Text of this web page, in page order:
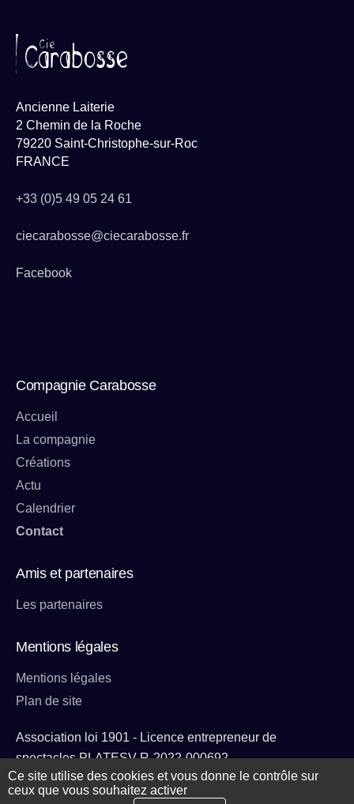
Ancienne Laiterie
2 Chemin de la Roche
79220 Saint-Christophe-sur-Roc
FRANCE
+33 (0)5 49 05 24 61
ciecarabosse@ciecarabosse.fr
Facebook
Compagnie Carabosse
Accueil
La compagnie
Créations
Actu
Calendrier
Contact
Amis et partenaires
Les partenaires
Mentions légales
Mentions légales
Plan de site
Association loi 1901 - Licence entrepreneur de
spectacles PLATESV-R-2022-000692
Ce site utilise des cookies et vous donne le contrôle sur
ceux que vous souhaitez activer